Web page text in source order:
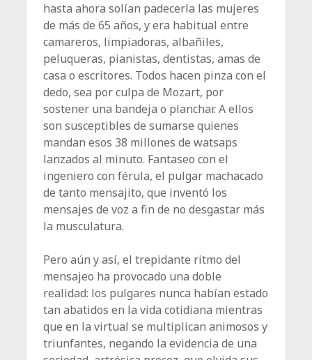
hasta ahora solían padecerla las mujeres
de más de 65 años, y era habitual entre
camareros, limpiadoras, albañiles,
peluqueras, pianistas, dentistas, amas de
casa o escritores. Todos hacen pinza con el
dedo, sea por culpa de Mozart, por
sostener una bandeja o planchar. A ellos
son susceptibles de sumarse quienes
mandan esos 38 millones de watsaps
lanzados al minuto. Fantaseo con el
ingeniero con férula, el pulgar machacado
de tanto mensajito, que inventó los
mensajes de voz a fin de no desgastar más
la musculatura.
Pero aún y así, el trepidante ritmo del
mensajeo ha provocado una doble
realidad: los pulgares nunca habían estado
tan abatidos en la vida cotidiana mientras
que en la virtual se multiplican animosos y
triunfantes, negando la evidencia de una